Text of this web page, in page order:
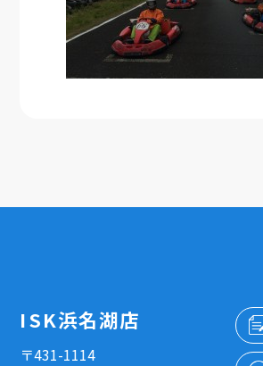
ISK浜名湖店
〒431-1114